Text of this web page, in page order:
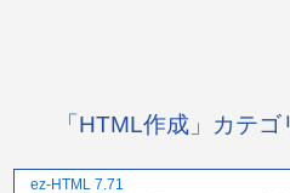
「HTML作成」カテ
ez-HTML 7.71